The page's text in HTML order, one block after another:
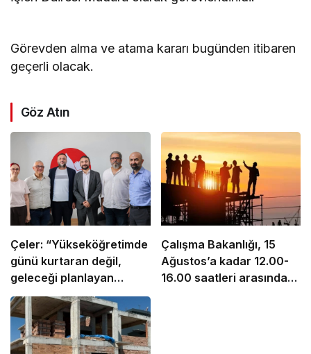
Görevden alma ve atama kararı bugünden itibaren
geçerli olacak.
Göz Atın
Çeler: “Yükseköğretimde
günü kurtaran değil,
geleceği planlayan
politikalara ihtiyaç var”
Çalışma Bakanlığı, 15
Ağustos’a kadar 12.00-
16.00 saatleri arasında